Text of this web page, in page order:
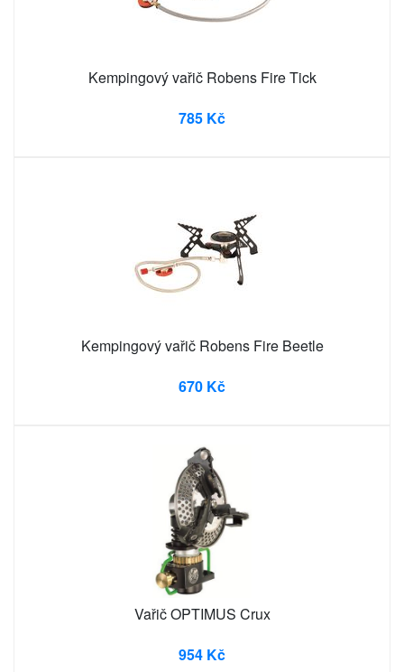
Kempingový vařič Robens Fire Tick
785 Kč
Kempingový vařič Robens Fire Beetle
670 Kč
Vařič OPTIMUS Crux
954 Kč